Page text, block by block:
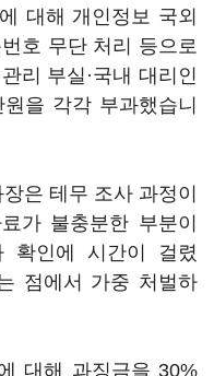
대해 개인정보 국외
호 무단 처리 등으로
리 부실·국내 대리인
을 각각 부과했습니
은 테무 조사 과정이
가 불충분한 부분이
확인에 시간이 걸렸
점에서 가중 처벌하
대해 과징금을 30%